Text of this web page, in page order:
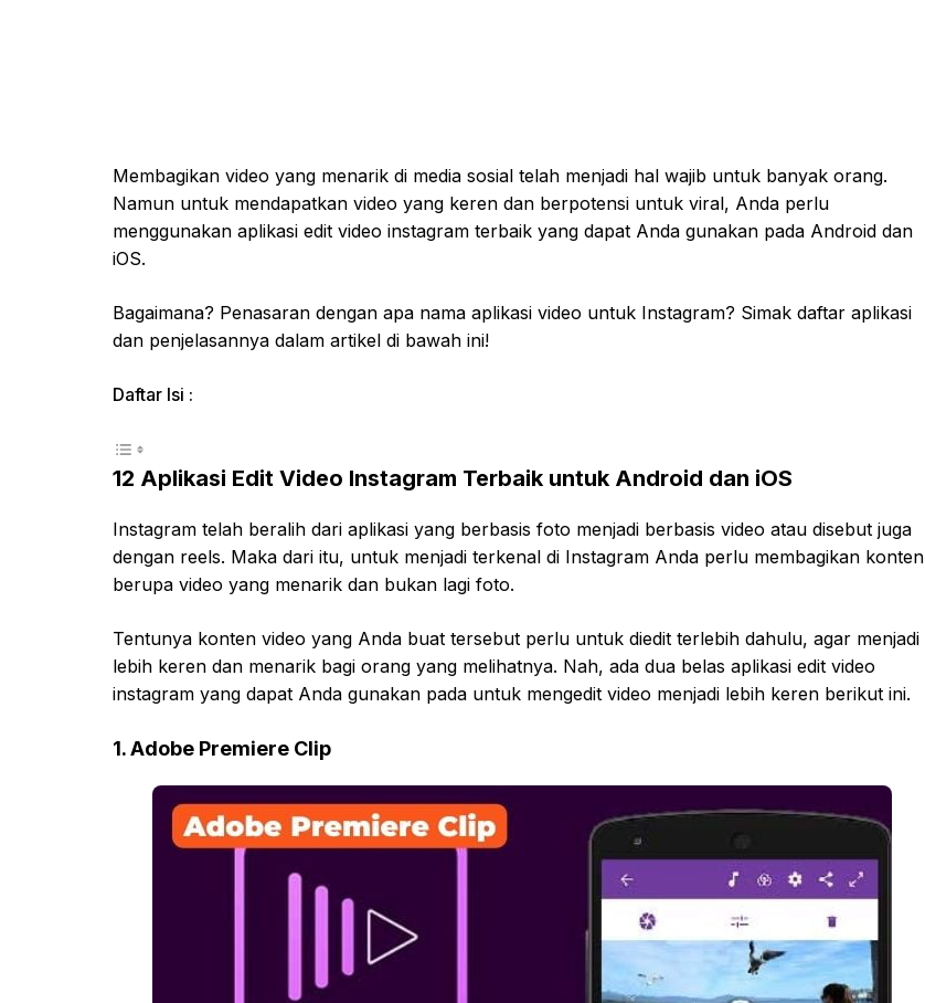
Membagikan video yang menarik di media sosial telah menjadi hal wajib untuk banyak orang.
Namun untuk mendapatkan video yang keren dan berpotensi untuk viral, Anda perlu
menggunakan aplikasi edit video instagram terbaik yang dapat Anda gunakan pada Android dan
iOS.
Bagaimana? Penasaran dengan apa nama aplikasi video untuk Instagram? Simak daftar aplikasi
dan penjelasannya dalam artikel di bawah ini!
Daftar Isi :
12 Aplikasi Edit Video Instagram Terbaik untuk Android dan iOS
Instagram telah beralih dari aplikasi yang berbasis foto menjadi berbasis video atau disebut juga
dengan reels. Maka dari itu, untuk menjadi terkenal di Instagram Anda perlu membagikan konten
berupa video yang menarik dan bukan lagi foto.
Tentunya konten video yang Anda buat tersebut perlu untuk diedit terlebih dahulu, agar menjadi
lebih keren dan menarik bagi orang yang melihatnya. Nah, ada dua belas aplikasi edit video
instagram yang dapat Anda gunakan pada untuk mengedit video menjadi lebih keren berikut ini.
1. Adobe Premiere Clip